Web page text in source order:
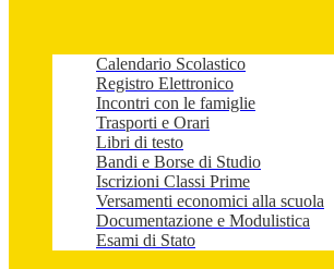
Calendario Scolastico
Registro Elettronico
Incontri con le famiglie
Trasporti e Orari
Libri di testo
Bandi e Borse di Studio
Iscrizioni Classi Prime
Versamenti economici alla scuola
Documentazione e Modulistica
Esami di Stato